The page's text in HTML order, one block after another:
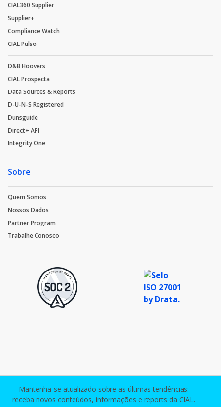
CIAL360 Supplier
Supplier+
Compliance Watch
CIAL Pulso
D&B Hoovers
CIAL Prospecta
Data Sources & Reports
D-U-N-S Registered
Dunsguide
Direct+ API
Integrity One
Sobre
Quem Somos
Nossos Dados
Partner Program
Trabalhe Conosco
Mantenha-se atualizado sobre as últimas tendências:
receba novos conteúdos, informações e reports da CIAL.